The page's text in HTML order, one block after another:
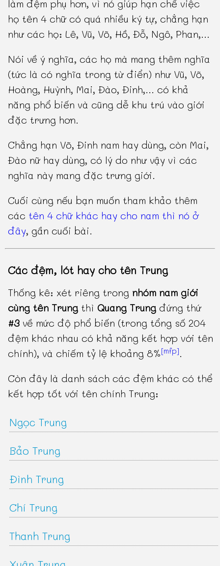
làm đệm phụ hơn, vì nó giúp hạn chế việc
họ tên 4 chữ có quá nhiều ký tự, chẳng hạn
như các họ: Lê, Vũ, Võ, Hồ, Đỗ, Ngô, Phan,...
Nói về ý nghĩa, các họ mà mang thêm nghĩa
(tức là có nghĩa trong từ điển) như Vũ, Võ,
Hoàng, Huỳnh, Mai, Đào, Đinh,... có khả
năng phổ biến và cũng dễ khu trú vào giới
đặc trưng hơn.
Chẳng hạn Võ, Đinh nam hay dùng, còn Mai,
Đào nữ hay dùng, có lý do như vậy vì các
nghĩa này mang đặc trưng giới.
Cuối cùng nếu bạn muốn tham khảo thêm
các tên 4 chữ khác hay cho nam thì nó ở
đây, gần cuối bài.
Các đệm, lót hay cho tên Trung
Thống kê: xét riêng trong nhóm nam giới
cùng tên Trung thì Quang Trung đứng thứ
#3 về mức độ phổ biến (trong tổng số 204
đệm khác nhau có khả năng kết hợp với tên
chính), và chiếm tỷ lệ khoảng 8%[mfp].
Còn đây là danh sách các đệm khác có thể
kết hợp tốt với tên chính Trung:
Ngọc Trung
Bảo Trung
Đình Trung
Chí Trung
Thanh Trung